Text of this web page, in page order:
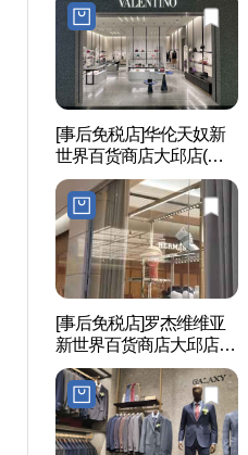
[事后免税店]华伦天奴新
世界百货商店大邱店(발
렌티노 신세계백화점 대
구점)
[事后免税店]罗杰维维亚
新世界百货商店大邱店
(로저비비에 신세계백화
점 대구점)